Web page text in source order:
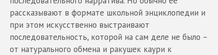
рассказывают в формате школьной энциклопедии и
при этом искусственно выстраивают
последовательность, которой на сам деле не было –
от натурального обмена и ракушек каури к